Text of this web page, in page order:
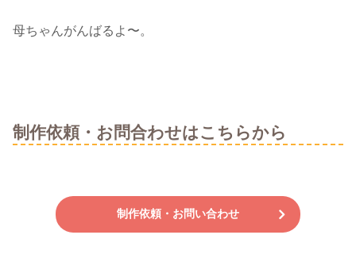
母ちゃんがんばるよ〜。
制作依頼・お問合わせはこちらから
制作依頼・お問い合わせ